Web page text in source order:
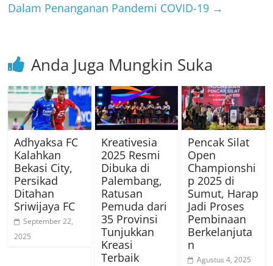
Dalam Penanganan Pandemi COVID-19 →
Anda Juga Mungkin Suka
Adhyaksa FC
Kalahkan
Bekasi City,
Persikad
Ditahan
Sriwijaya FC
September 22,
2025
Kreativesia
2025 Resmi
Dibuka di
Palembang,
Ratusan
Pemuda dari
35 Provinsi
Tunjukkan
Kreasi
Terbaik
Pencak Silat
Open
Championshi
p 2025 di
Sumut, Harap
Jadi Proses
Pembinaan
Berkelanjuta
n
Agustus 4, 2025